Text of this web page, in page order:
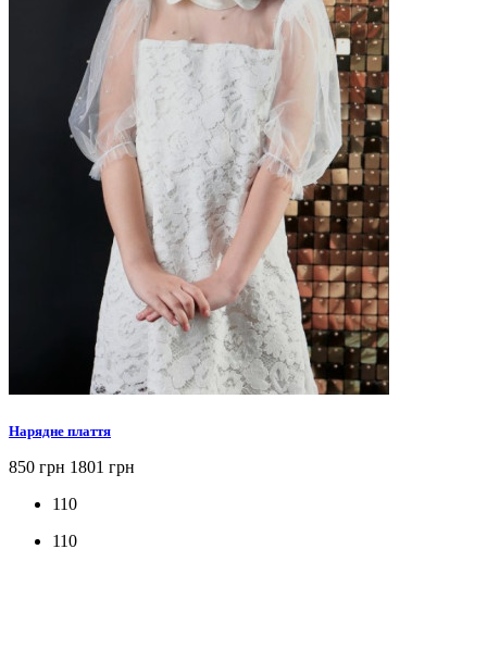
Нарядне плаття
850 грн 1801 грн
110
110